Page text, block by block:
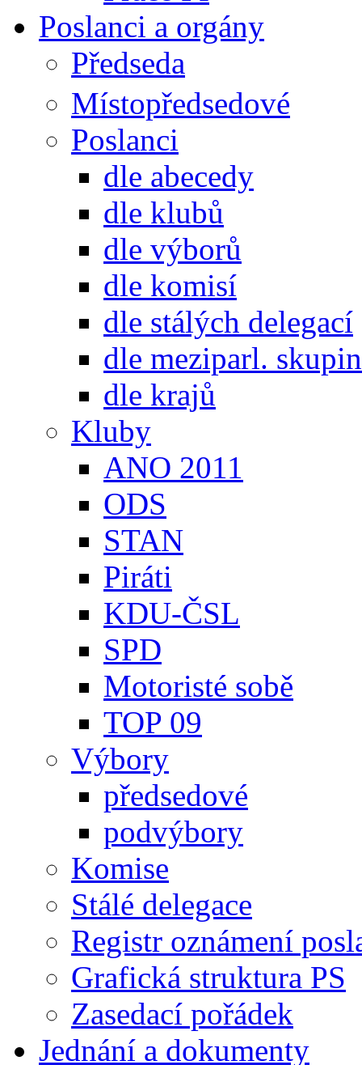
Poslanci a orgány
Předseda
Místopředsedové
Poslanci
dle abecedy
dle klubů
dle výborů
dle komisí
dle stálých delegací
dle meziparl. skupin
dle krajů
Kluby
ANO 2011
ODS
STAN
Piráti
KDU-ČSL
SPD
Motoristé sobě
TOP 09
Výbory
předsedové
podvýbory
Komise
Stálé delegace
Registr oznámení
Grafická struktura PS
Zasedací pořádek
Jednání a dokumenty